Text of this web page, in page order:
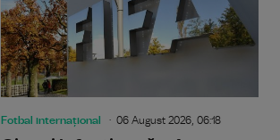
Fotbal internațional 06 August 2026, 06:18